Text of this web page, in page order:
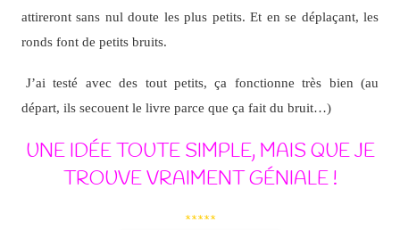
attireront sans nul doute les plus petits. Et en se déplaçant, les
ronds font de petits bruits.
J’ai testé avec des tout petits, ça fonctionne très bien (au
départ, ils secouent le livre parce que ça fait du bruit…)
UNE IDÉE TOUTE SIMPLE, MAIS QUE JE
TROUVE VRAIMENT GÉNIALE !
*****